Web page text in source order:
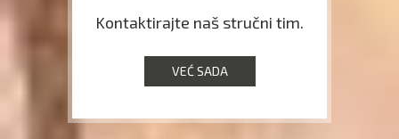
Kontaktirajte naš stručni tim.
VEĆ SADA